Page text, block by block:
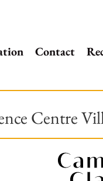
Contact
Centre